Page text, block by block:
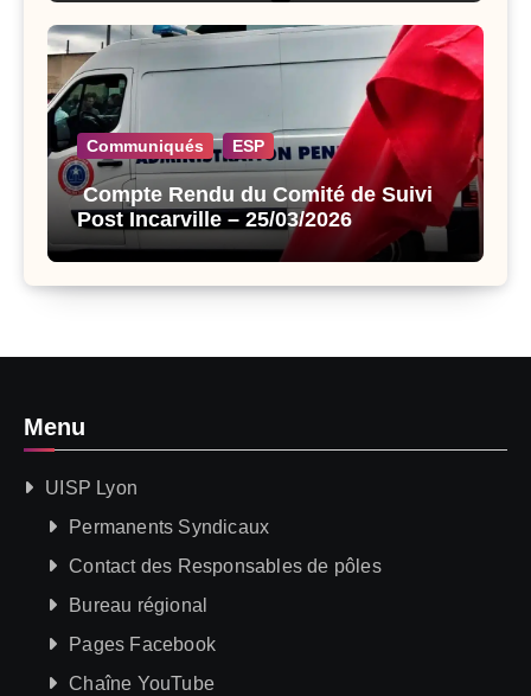
Communiqués ESP
Compte Rendu du Comité de Suivi
Post Incarville – 25/03/2026
Menu
UISP Lyon
Permanents Syndicaux
Contact des Responsables de pôles
Bureau régional
Pages Facebook
Chaîne YouTube